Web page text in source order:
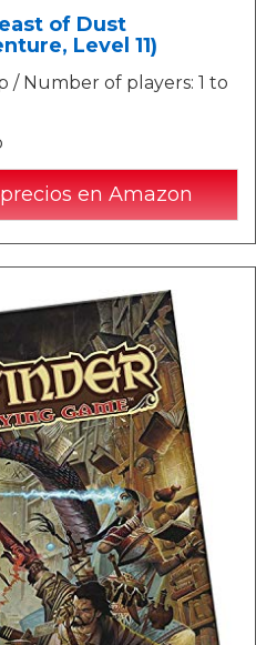
of Dust
Level 11)
/ Number of players: 1 to
en Amazon